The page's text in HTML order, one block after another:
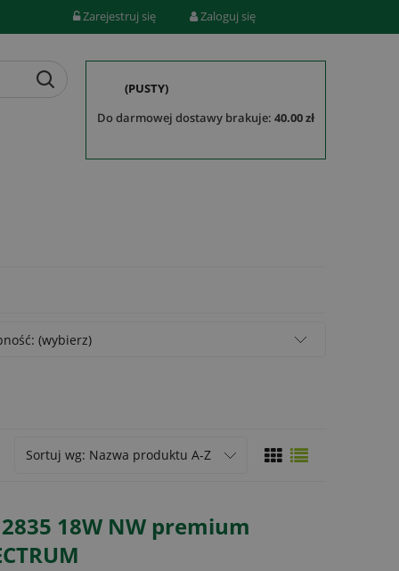
Zarejestruj się Zaloguj się
(PUSTY)
do darmowej dostawy brakuje: 40.00 zł
(wybierz)
Sortuj wg: Nazwa produktu A-Z
2835 18W NW premium